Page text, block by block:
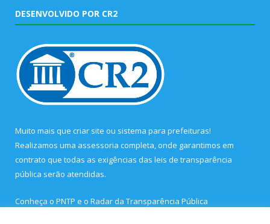
DESENVOLVIDO POR CR2
Muito mais que criar site ou sistema para prefeituras!
Realizamos uma assessoria completa, onde garantimos em
contrato que todas as exigências das leis de transparência
pública serão atendidas.
Conheça o PNTP e o Radar da Transparência Pública